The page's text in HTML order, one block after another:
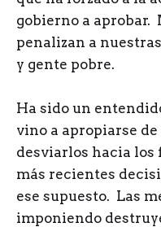
gobierno a aprobar.
penalizan a
y gente pobre.
Ha sido un
vino a apropiarse
desviarlos hacia los
más recientes
ese supuesto. Las
imponiendo